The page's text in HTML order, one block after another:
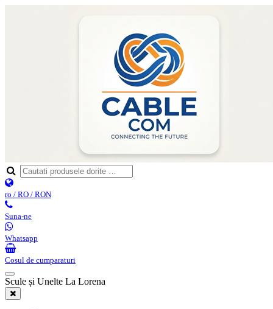
ro / RO / RON
Suna-ne
Whatsapp
Cosul de cumparaturi
Scule și Unelte La Lorena